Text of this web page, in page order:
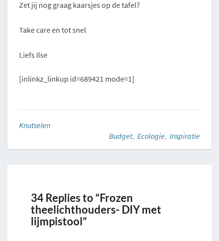
Zet jij nog graag kaarsjes op de tafel?
Take care en tot snel
Liefs Ilse
[inlinkz_linkup id=689421 mode=1]
Knutselen
Budget, Ecologie, Inspiratie
34 Replies to “Frozen
theelichthouders- DIY met
lijmpistool”